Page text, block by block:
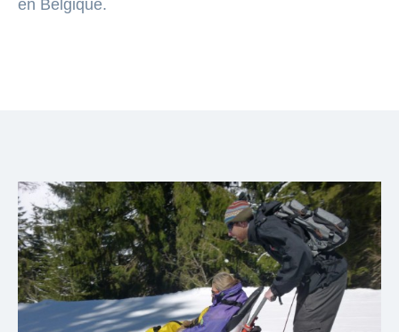
en Belgique.